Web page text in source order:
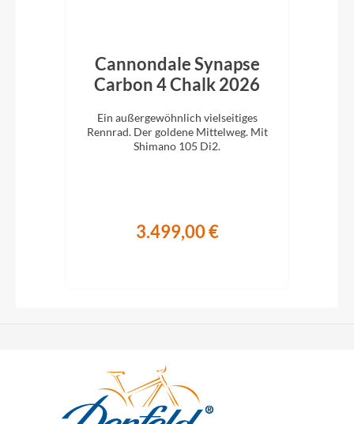
Cannondale Synapse
Carbon 4 Chalk 2026
Ein außergewöhnlich vielseitiges
Rennrad. Der goldene Mittelweg. Mit
Shimano 105 Di2.
3.499,00 €